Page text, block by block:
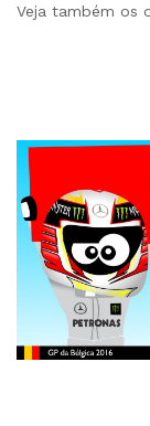
Veja também os